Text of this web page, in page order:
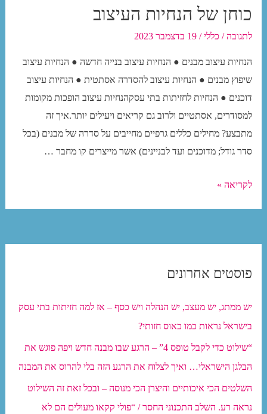
כוחן של הנחיות העיצוב
לתגובה / כללי/19 בדצמבר 2023
הנחיות עיצוב מבנים ● הנחיות עיצוב בנייה חדשה ● הנחיות עיצוב
שיפוץ מבנים ● הנחיות עיצוב להסדרה אסתטית ● הנחיות עיצוב
דוכנים ● הנחיות לחזיתות בתי עסקהנחיות עיצוב הופכות מקומות
למסודרים, אסתטיים ולרוב גם קריאים ויעילים יותר.איך זה
מתבצע? מחילים כללים גרפיים מחייבים על סדרה של מבנים (בכל
סדר גודל; מדוכנים ועד לבניינים) אשר מייצרים קו מחבר …
כוחן
לקריאה »
פוסטים אחרונים
יש ממתג, יש מעצב, יש הנהלה ויש כסף – אז למה חזיתות בתי עסק
בישראל נראות כמו כאוס חזותי?
“שילוט כדי לקבל טופס 4” – הרגע שבו מבנה חדש ויפה פוגש את
הבלגן הישראלי… ואיך לצלוח את הרגע הזה בלי להרוס את המבנה
השלטים הכי איכותיים והיצרן הכי מנוסה – ובכל זאת זה השילוט
נראה רע. השלב התכנוני החסר / “פולי קקאו מעולים הם לא